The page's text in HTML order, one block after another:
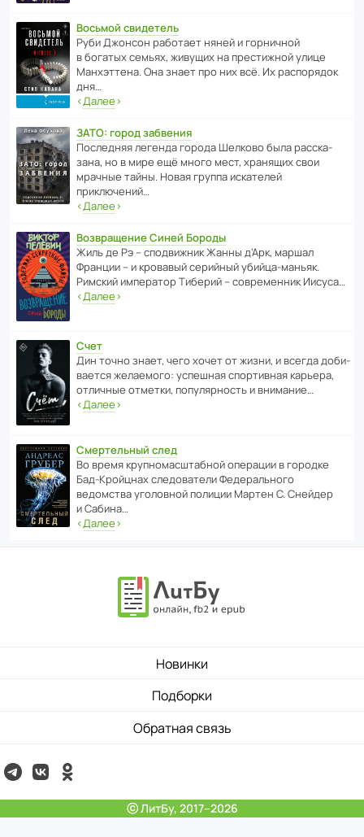
Восьмой свидетель
Руби Джонсон рабо­тает няней и горни­чной
в богатых семьях, живущих на прес­ти­жной улице
Манх­эт­тена. Она знает про них всё. Их распо­рядок
дня…
‹Далее›
ЗАТО: город забвения
После­дняя легенда города Шелково была расска­
зана, но в мире ещё много мест, хранящих свои
мрачные тайны. Новая группа иска­телей
приключений…
‹Далее›
Возвращение Синей Бороды
Жиль де Рэ – спод­ви­жник Жанны д’Арк, маршал
Франции – и кровавый серийный убийца-маньяк.
Римский импе­ратор Тиберий – совре­менник Иисуса…
‹Далее›
Счет
Дин точно знает, чего хочет от жизни, и всегда доби­
ва­ется жела­е­мого: успе­шная спор­ти­вная карьера,
отли­чные отметки, попу­ля­р­ность и внимание…
‹Далее›
Смертельный след
Во время круп­но­мас­ш­та­бной операции в городке
Бад‑Крой­цнах следо­ва­тели Феде­раль­ного
ведомства уголо­вной полиции Мартен С. Снейдер
и Сабина…
‹Далее›
Новинки
Подборки
Обратная связь
ⓒ ЛитБу, 2017–2026